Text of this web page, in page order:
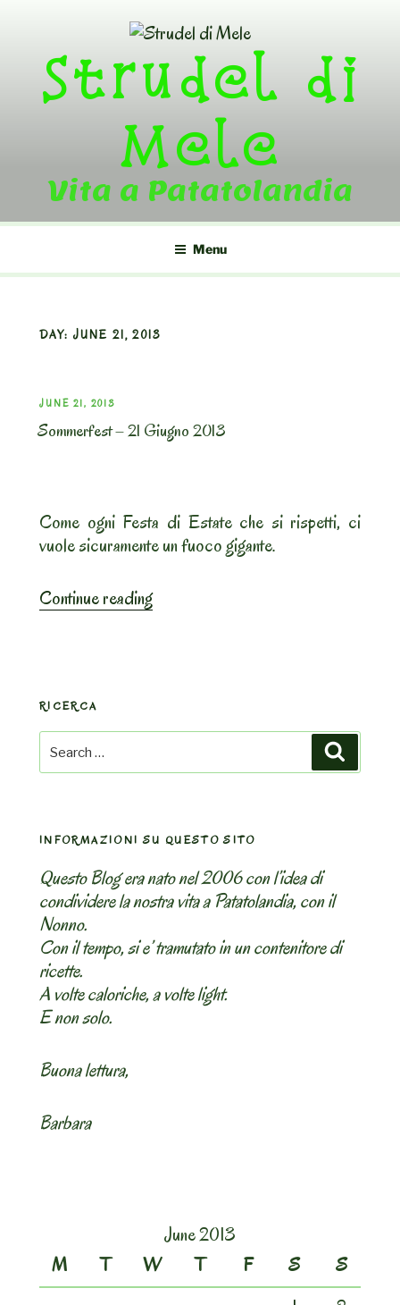
contentStrudel di
Mele
Vita a Patatolandia
Menu
DAY: JUNE 21, 2013
POSTED
ON
JUNE 21, 2013
Sommerfest – 21 Giugno 2013
Come ogni Festa di Estate che si rispetti, ci
vuole sicuramente un fuoco gigante.
Continue reading“Sommerfest
RICERCA
Search
for:
INFORMAZIONI SU QUESTO SITO
Questo Blog era nato nel 2006 con l’idea di
condividere la nostra vita a Patatolandia, con il
Nonno.
Con il tempo, si e’ tramutato in un contenitore di
ricette.
A volte caloriche, a volte light.
E non solo.
Buona lettura,
Barbara
June 2013
M
T W T F S
S